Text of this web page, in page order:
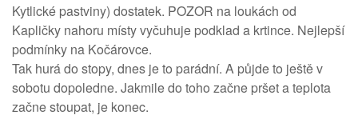
Kytlické pastviny) dostatek. POZOR na loukách od
Kapličky nahoru místy vyčuhuje podklad a krtince. Nejlepší
podmínky na Kočárovce.
Tak hurá do stopy, dnes je to parádní. A půjde to ještě v
sobotu dopoledne. Jakmile do toho začne pršet a teplota
začne stoupat, je konec.